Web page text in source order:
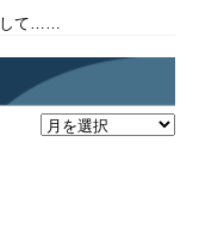
て……